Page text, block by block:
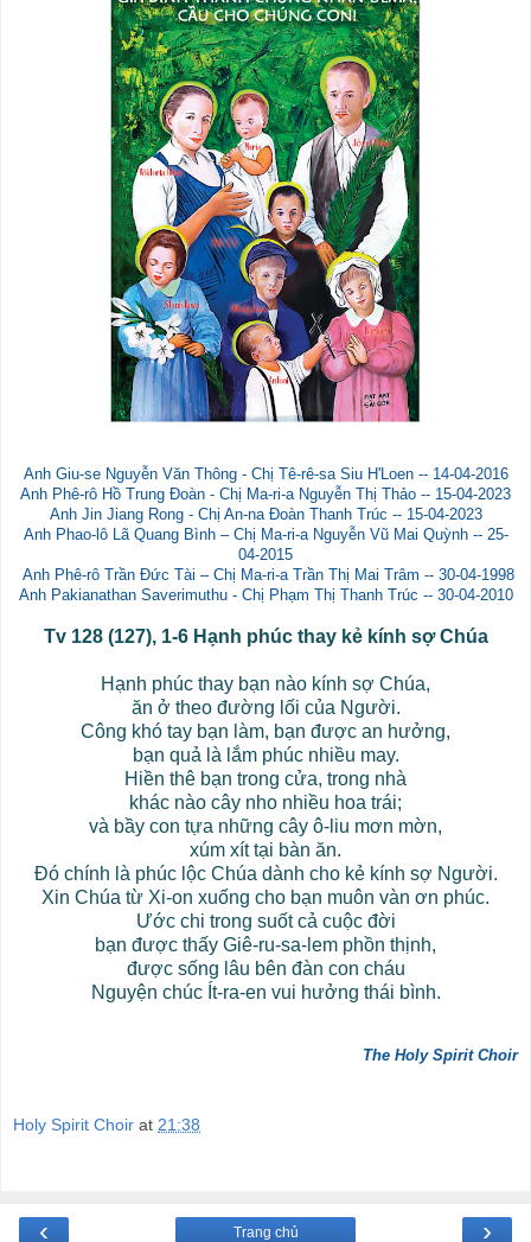
Anh Giu-se Nguyễn Văn Thông - Chị Tê-rê-sa Siu H'Loen -- 14-04-2016
Anh Phê-rô Hồ Trung Đoàn - Chị Ma-ri-a Nguyễn Thị Thảo -- 15-04-2023
Anh Jin Jiang Rong - Chị An-na Đoàn Thanh Trúc -- 15-04-2023
Anh Phao-lô Lã Quang Bình – Chị Ma-ri-a Nguyễn Vũ Mai Quỳnh -- 25-
04-2015
Anh Phê-rô Trần Đức Tài – Chị Ma-ri-a Trần Thị Mai Trâm -- 30-04-1998
Anh Pakianathan Saverimuthu - Chị Phạm Thị Thanh Trúc -- 30-04-2010
Tv 128 (127), 1-6 Hạnh phúc thay kẻ kính sợ Chúa
Hạnh phúc thay bạn nào kính sợ Chúa,
ăn ở theo đường lối của Người.
Công khó tay bạn làm, bạn được an hưởng,
bạn quả là lắm phúc nhiều may.
Hiền thê bạn trong cửa, trong nhà
khác nào cây nho nhiều hoa trái;
và bầy con tựa những cây ô-liu mơn mờn,
xúm xít tại bàn ăn.
Đó chính là phúc lộc Chúa dành cho kẻ kính sợ Người.
Xin Chúa từ Xi-on xuống cho bạn muôn vàn ơn phúc.
Ước chi trong suốt cả cuộc đời
bạn được thấy Giê-ru-sa-lem phồn thịnh,
được sống lâu bên đàn con cháu
Nguyện chúc Ít-ra-en vui hưởng thái bình.
The Holy Spirit Choir
Holy Spirit Choir at 21:38
‹ ›
Trang chủ